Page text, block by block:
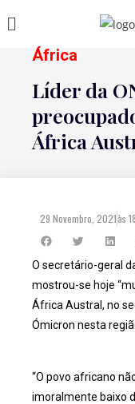
África
Líder da
África
29 Novembro, 2021às
O secretário-geral
mostrou-se hoje
África Austral, no
Ómicron nesta
“O povo africano
imoralmente baixo